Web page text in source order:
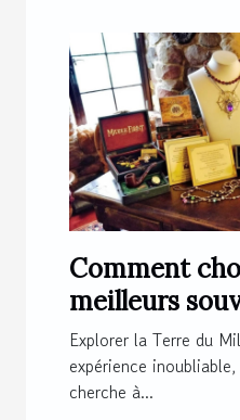
Comment
meilleurs
Terre du
Explorer la Terre du
expérience
cherche à...